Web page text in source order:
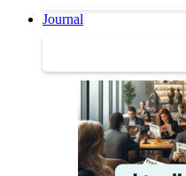
Journal